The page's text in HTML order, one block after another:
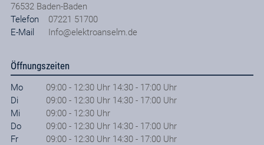
76532 Baden-Baden
Telefon
07221 51700
E-Mail
Info@elektroanselm.de
Öffnungszeiten
Mo
09:00 - 12:30 Uhr 14:30 - 17:00 Uhr
Di
09:00 - 12:30 Uhr 14:30 - 17:00 Uhr
Mi
09:00 - 12:30 Uhr
Do
09:00 - 12:30 Uhr 14:30 - 17:00 Uhr
Fr
09:00 - 12:30 Uhr 14:30 - 17:00 Uhr